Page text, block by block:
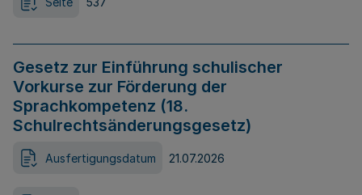
Gesetz zur Einführung schulischer
Vorkurse zur Förderung der
Sprachkompetenz (18.
Schulrechtsänderungsgesetz)
Ausfertigungsdatum 21.07.2026